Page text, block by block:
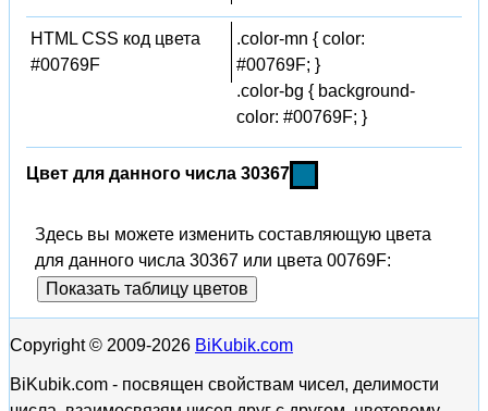
HTML CSS код цвета
#00769F
.color-mn { color:
#00769F; }
.color-bg { background-
color: #00769F; }
Цвет для данного числа 30367
Здесь вы можете изменить составляющую цвета
для данного числа 30367 или цвета 00769F:
Показать таблицу цветов
Copyright © 2009-2026 BiKubik.com
BiKubik.com - посвящен свойствам чисел, делимости